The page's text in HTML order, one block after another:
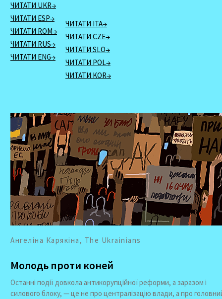
ЧИТАТИ UKR→
ЧИТАТИ ESP→
ЧИТАТИ ROM→
ЧИТАТИ RUS→
ЧИТАТИ ENG→
ЧИТАТИ ITA→
ЧИТАТИ CZE→
ЧИТАТИ SLO→
ЧИТАТИ POL→
ЧИТАТИ KOR→
Ангеліна Карякіна, The Ukrainians
Молодь проти коней
Останні події довкола антикорупційної реформи, а заразом і
силового блоку, — це не про централізацію влади, а про